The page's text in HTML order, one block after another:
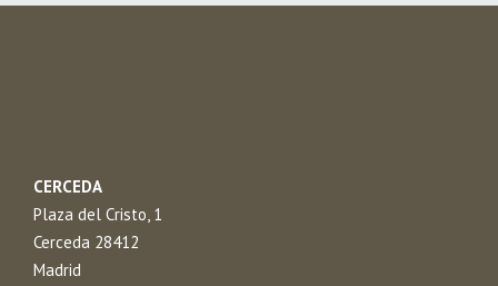
CERCEDA
Plaza del Cristo, 1
Cerceda 28412
Madrid